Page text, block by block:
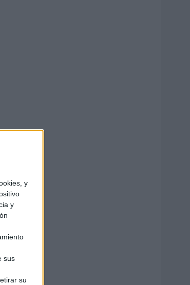
y
y
sus
su